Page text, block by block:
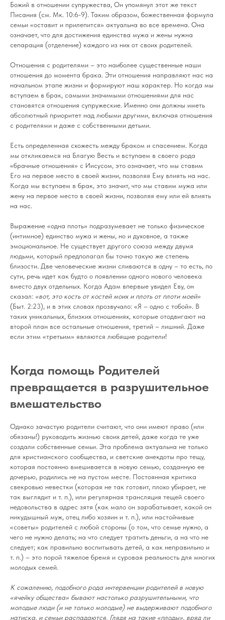
Божий в отношении супружества, Он упомянул этот же текст
Писания (см. Мк. 10:6-9). Таким образом, божественная формула
семьи «оставит и прилепится» актуальна во все времена. Она
означает, что для достижения единства мужа и жены нужна
сепарация (отделение) каждого из них от своих родителей.
Отношения с родителями – это наиболее существенные наши
отношения до момента брака. Эти отношения направляют нас на
начальном этапе жизни и формируют наш характер. Но когда мы
вступаем в брак, самыми значимыми отношениями для нас
становятся отношения супружеские. Именно они должны иметь
абсолютный приоритет над любыми другими, включая отношения
с родителями и даже с собственными детьми.
Есть определенная схожесть между браком и спасением. Когда
мы откликаемся на Благую Весть и вступаем в своего рода
«брачные отношения» с Иисусом, это означает, что мы ставим
Его на первое место в своей жизни, позволяя Ему влиять на нас.
Когда мы вступаем в брак, это значит, что мы ставим мужа или
жену на первое место в своей жизни, позволяя ему или ей влиять
на нас.
Выражение «одна плоть» подразумевает не только физическое
(интимное) единство мужа и жены, но и духовное, а также
эмоциональное. Не существует другого союза между двумя
людьми, который предполагал бы точно такую же степень
близости. Две человеческие жизни сливаются в одну – то есть, по
сути, речь идет как будто о появлении одного нового человека
вместо двух отдельных. Когда Адам впервые увидел Еву, он
сказал: «вот, это кость от костей моих и плоть от плоти моей»
(Быт. 2:23), и в этих словах прозвучало: «Я – одно с тобой». В
таких уникальных, близких отношениях, которые отодвигают на
второй план все остальные отношения, третий – лишний. Даже
если этим «третьим» являются любящие родители!
Когда помощь Родителей
превращается в разрушительное
вмешательство
Однако зачастую родители считают, что они имеют право (или
обязаны!) руководить жизнью своих детей, даже когда те уже
создали собственные семьи. Эта проблема актуальна не только
для христианского сообщества, и светские анекдоты про тещу,
которая постоянно вмешивается в новую семью, созданную ее
дочерью, родились не на пустом месте. Постоянная критика
свекровью невестки (которая не так готовит, плохо убирает, не
так выглядит и т. п.), или регулярная трансляция тещей своего
недовольства в адрес зятя (как мало он зарабатывает, какой он
никудышный муж, отец либо хозяин и т. п.), или настойчивые
«советы» родителей с любой стороны (о том, что семье нужно, а
чего не нужно делать; на что следует тратить деньги, а на что не
следует; как правильно воспитывать детей, а как неправильно и
т. п.) – это порой тяжелое бремя и суровая реальность для многих
молодых семей.
К сожалению, подобного рода интервенции родителей в новую
«ячейку общества» бывают настолько разрушительными, что
молодые люди (и не только молодые) не выдерживают подобного
натиска, и семьи распадаются. Глядя на такие «плоды», вряд ли